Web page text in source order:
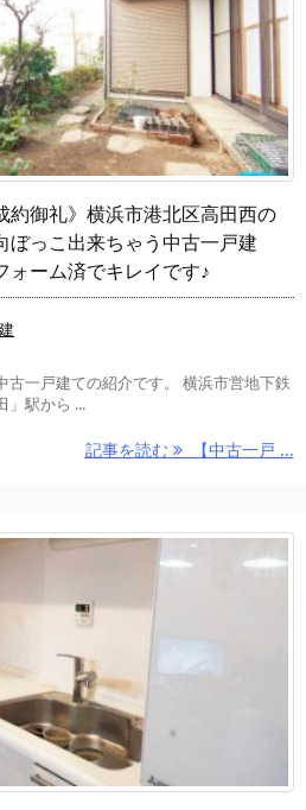
約御礼》横浜市港北区高田西の
ぼっこ出来ちゃう中古一戸建
ォーム済でキレイです♪
古一戸建ての紹介です。 横浜市営地下鉄
」駅から ...
記事を読む 【中古一戸 ...